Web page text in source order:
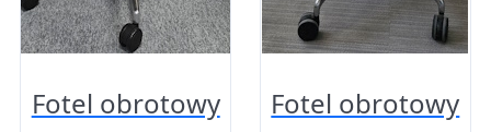
Fotel obrotowy
Fotel obrotowy